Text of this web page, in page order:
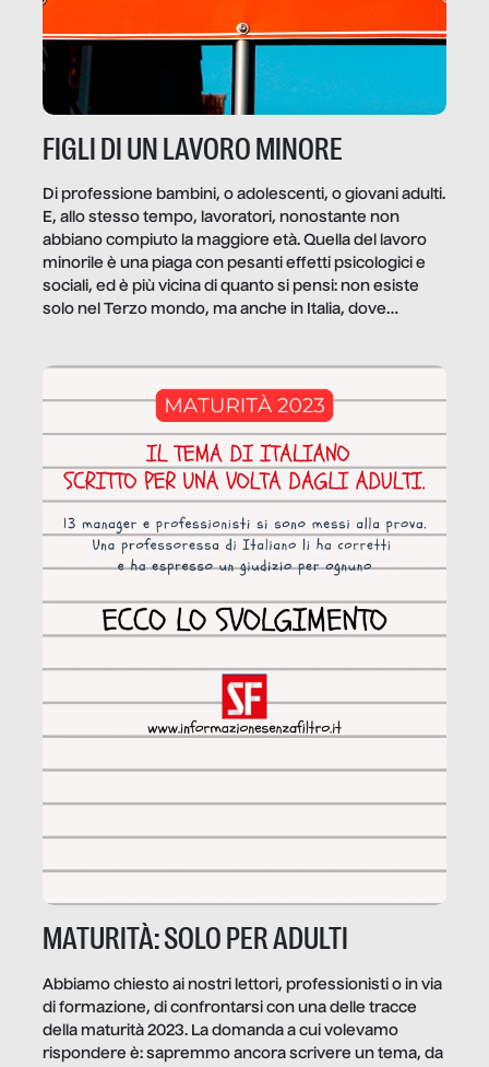
FIGLI DI UN LAVORO MINORE
Di professione bambini, o adolescenti, o giovani adulti.
E, allo stesso tempo, lavoratori, nonostante non
abbiano compiuto la maggiore età. Quella del lavoro
minorile è una piaga con pesanti effetti psicologici e
sociali, ed è più vicina di quanto si pensi: non esiste
solo nel Terzo mondo, ma anche in Italia, dove
MATURITÀ: SOLO PER ADULTI
Abbiamo chiesto ai nostri lettori, professionisti o in via
di formazione, di confrontarsi con una delle tracce
della maturità 2023. La domanda a cui volevamo
rispondere è: sapremmo ancora scrivere un tema, da